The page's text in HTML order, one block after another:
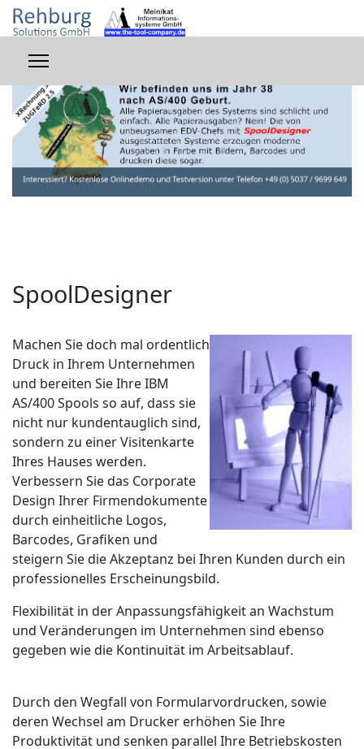
SpoolDesigner
Machen Sie doch mal ordentlich
Druck in Ihrem Unternehmen
und bereiten Sie Ihre IBM
AS/400 Spools so auf, dass sie
nicht nur kundentauglich sind,
sondern zu einer Visitenkarte
Ihres Hauses werden.
Verbessern Sie das Corporate
Design Ihrer Firmendokumente
durch einheitliche Logos,
Barcodes, Grafiken und
steigern Sie die Akzeptanz bei Ihren Kunden durch ein
professionelles Erscheinungsbild.
Flexibilität in der Anpassungsfähigkeit an Wachstum
und Veränderungen im Unternehmen sind ebenso
gegeben wie die Kontinuität im Arbeitsablauf.
Durch den Wegfall von Formularvordrucken, sowie
deren Wechsel am Drucker erhöhen Sie Ihre
Produktivität und senken parallel Ihre Betriebskosten